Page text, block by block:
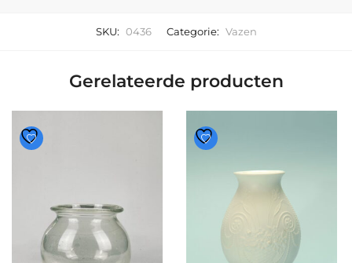
SKU: 0436 Categorie: Vazen
Gerelateerde producten